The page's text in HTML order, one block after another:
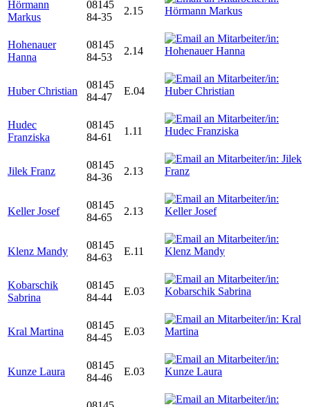
Hörmann
Markus
08145
84-35
2.15
Hohenauer
Hanna
08145
84-53
2.14
Huber Christian
08145
84-47
E.04
Hudec
Franziska
08145
84-61
1.11
Jilek Franz
08145
84-36
2.13
Keller Josef
08145
84-65
2.13
Klenz Mandy
08145
84-63
E.11
Kobarschik
Sabrina
08145
84-44
E.03
Kral Martina
08145
84-45
E.03
Kunze Laura
08145
84-46
E.03